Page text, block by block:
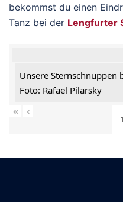
bekommst du einen
Tanz bei der Lengfurter
Unsere Sternschnuppen
Foto: Rafael Pilarsky
«
‹